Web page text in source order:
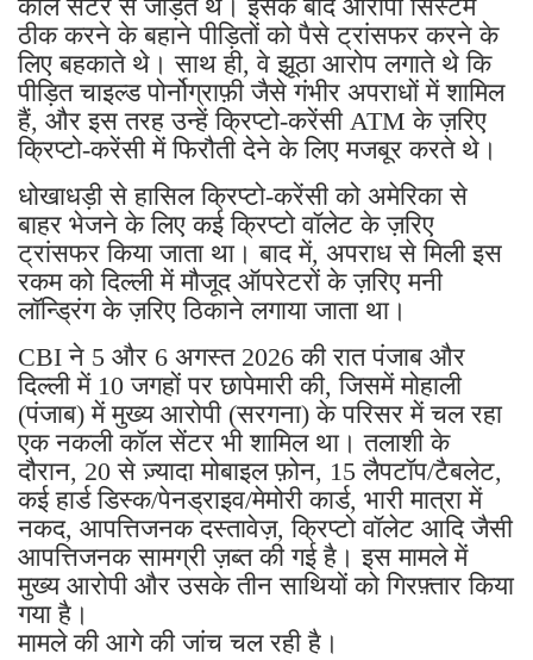
कॉल सेंटर से जोड़ते थे। इसके बाद आरोपी सिस्टम
ठीक करने के बहाने पीड़ितों को पैसे ट्रांसफर करने के
लिए बहकाते थे। साथ ही, वे झूठा आरोप लगाते थे कि
पीड़ित चाइल्ड पोर्नोग्राफ़ी जैसे गंभीर अपराधों में शामिल
हैं, और इस तरह उन्हें क्रिप्टो-करेंसी ATM के ज़रिए
क्रिप्टो-करेंसी में फिरौती देने के लिए मजबूर करते थे।
धोखाधड़ी से हासिल क्रिप्टो-करेंसी को अमेरिका से
बाहर भेजने के लिए कई क्रिप्टो वॉलेट के ज़रिए
ट्रांसफर किया जाता था। बाद में, अपराध से मिली इस
रकम को दिल्ली में मौजूद ऑपरेटरों के ज़रिए मनी
लॉन्ड्रिंग के ज़रिए ठिकाने लगाया जाता था।
CBI ने 5 और 6 अगस्त 2026 की रात पंजाब और
दिल्ली में 10 जगहों पर छापेमारी की, जिसमें मोहाली
(पंजाब) में मुख्य आरोपी (सरगना) के परिसर में चल रहा
एक नकली कॉल सेंटर भी शामिल था। तलाशी के
दौरान, 20 से ज़्यादा मोबाइल फ़ोन, 15 लैपटॉप/टैबलेट,
कई हार्ड डिस्क/पेनड्राइव/मेमोरी कार्ड, भारी मात्रा में
नकद, आपत्तिजनक दस्तावेज़, क्रिप्टो वॉलेट आदि जैसी
आपत्तिजनक सामग्री ज़ब्त की गई है। इस मामले में
मुख्य आरोपी और उसके तीन साथियों को गिरफ़्तार किया
गया है।
मामले की आगे की जांच चल रही है।